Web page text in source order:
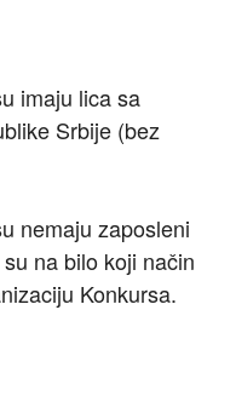
imaju lica sa
Srbije (bez
nemaju zaposleni
na bilo koji način
Konkursa.